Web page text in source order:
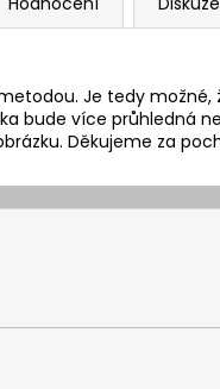
Je tedy
bude více průhledná
Děkujeme za